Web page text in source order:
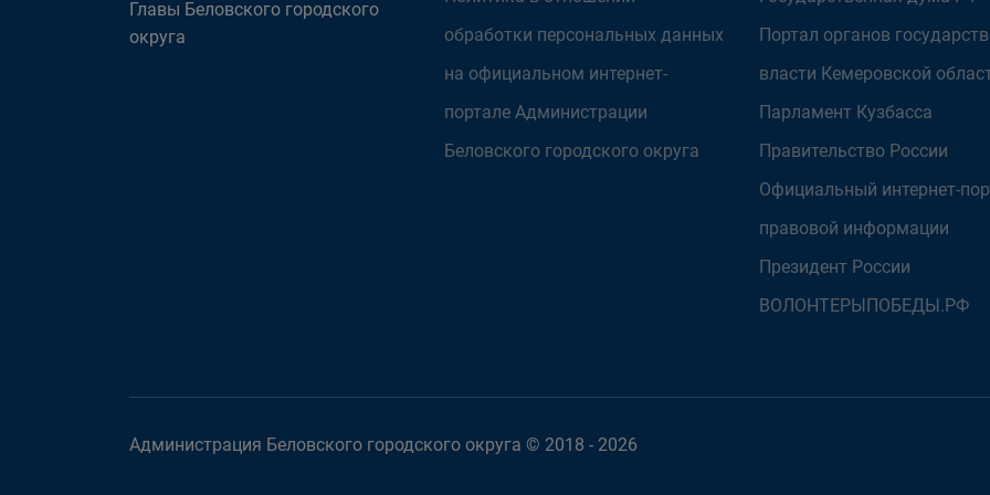
Главы Беловского городского
округа
обработки персональных данных
на официальном интернет-
портале Администрации
Беловского городского округа
Портал органов
власти Кемеровской
Парламент Кузбасса
Правительство России
Официальный интернет-
правовой информации
Президент России
ВОЛОНТЕРЫПОБЕДЫ.РФ
Администрация Беловского городского округа © 2018 - 2026